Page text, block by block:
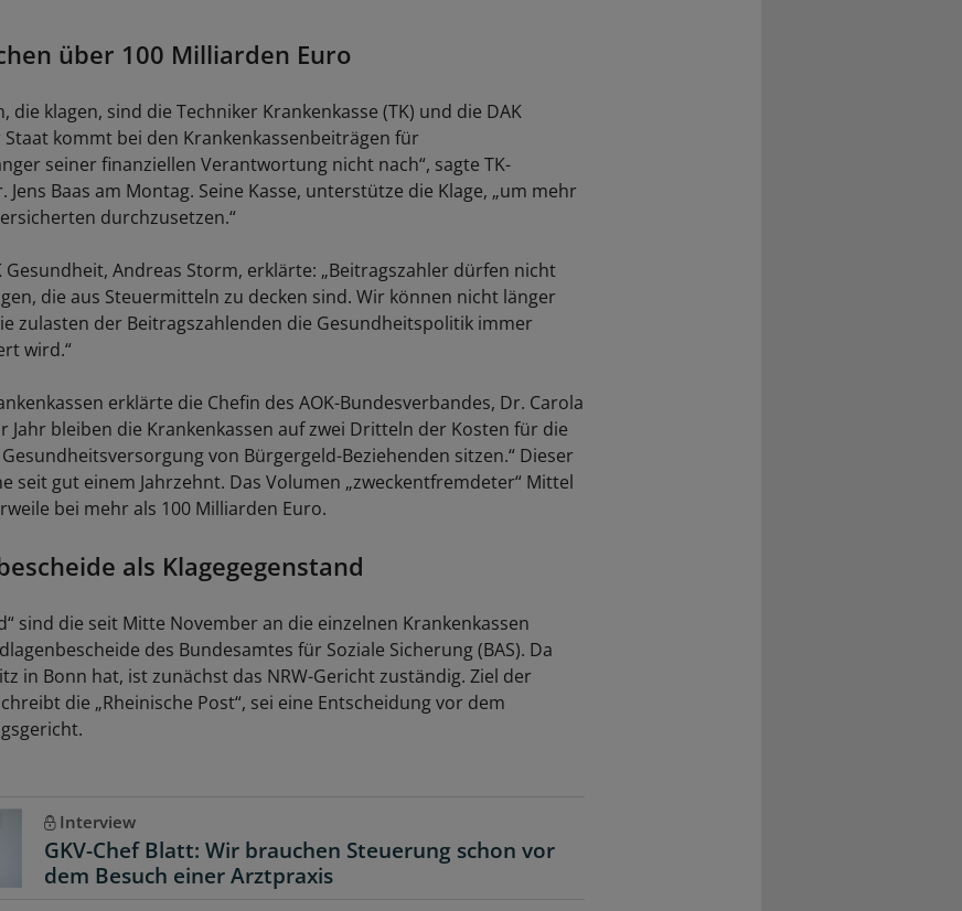
über 100 Milliarden Euro
die klagen, sind die Techniker Krankenkasse (TK) und die DAK
Staat kommt bei den Krankenkassenbeiträgen für
seiner finanziellen Verantwortung nicht nach“, sagte TK-
Jens Baas am Montag. Seine Kasse, unterstütze die Klage, „um mehr
durchzusetzen.“
Gesundheit, Andreas Storm, erklärte: „Beitragszahler dürfen nicht
die aus Steuermitteln zu decken sind. Wir können nicht länger
zulasten der Beitragszahlenden die Gesundheitspolitik immer
wird.“
erklärte die Chefin des AOK-Bundesverbandes, Dr. Carola
Jahr bleiben die Krankenkassen auf zwei Dritteln der Kosten für die
von Bürgergeld-Beziehenden sitzen.“ Dieser
seit gut einem Jahrzehnt. Das Volumen „zweckentfremdeter“ Mittel
bei mehr als 100 Milliarden Euro.
als Klagegegenstand
sind die seit Mitte November an die einzelnen Krankenkassen
des Bundesamtes für Soziale Sicherung (BAS). Da
in Bonn hat, ist zunächst das NRW-Gericht zuständig. Ziel der
die „Rheinische Post“, sei eine Entscheidung vor dem
Interview
GKV-Chef Blatt: Wir brauchen Steuerung schon vor
dem Besuch einer Arztpraxis